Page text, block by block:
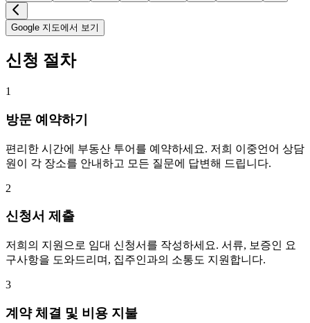
Google 지도에서 보기
신청 절차
1
방문 예약하기
편리한 시간에 부동산 투어를 예약하세요. 저희 이중언어 상담
원이 각 장소를 안내하고 모든 질문에 답변해 드립니다.
2
신청서 제출
저희의 지원으로 임대 신청서를 작성하세요. 서류, 보증인 요
구사항을 도와드리며, 집주인과의 소통도 지원합니다.
3
계약 체결 및 비용 지불